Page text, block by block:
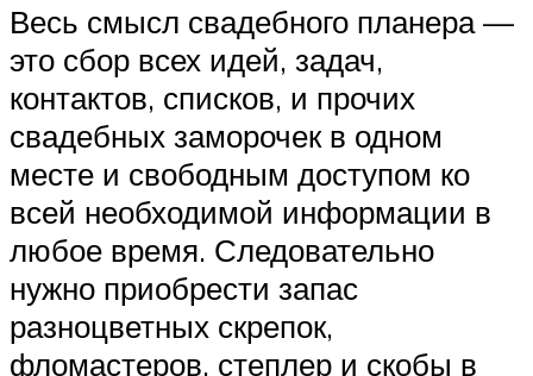
Весь смысл свадебного планера —
это сбор всех идей, задач,
контактов, списков, и прочих
свадебных заморочек в одном
месте и свободным доступом ко
всей необходимой информации в
любое время. Следовательно
нужно приобрести запас
разноцветных скрепок,
фломастеров, степлер и скобы в